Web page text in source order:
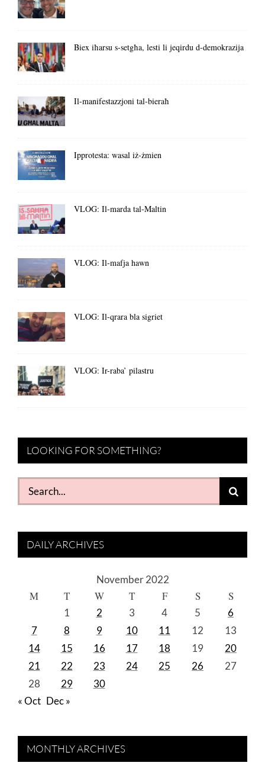
Biex iħarsu s-setgħa, lesti li jeqirdu d-demokrazija
Il-manifestazzjoni tal-bieraħ
Ipprotesta: wasal iż-żmien
VLOG: Il-marda tal-Maltin
VLOG: Il-mafja hawn
VLOG: Il-qrara bla sigriet
VLOG: Ir-raba’ pilastru
LOOKING FOR SOMETHING?
Search
for:
DAILY ARCHIVES
November 2022
M T W T F S S
1 2 3 4 5
6
7
8 9 10 11 12
13
14
15 16 17 18 19
20
21
22 23 24 25 26
27
28
29
30
« Oct Dec »
MONTHLY ARCHIVES